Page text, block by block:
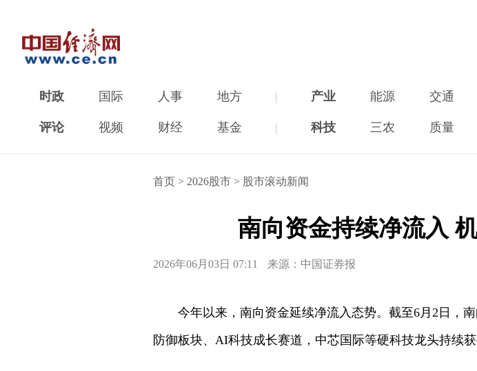
时政 国际 人事 地方 | 产业 能源 交通
评论 视频 财经 基金 | 科技 三农 质量
首页 > 2026股市 > 股市滚动新闻
南向资金持续净流入
2026年06月03日 07:11 来源：中国证券报
今年以来，南向资金延续净流入态势。截至6月2日，
防御板块、AI科技成长赛道，中芯国际等硬科技龙头持续获